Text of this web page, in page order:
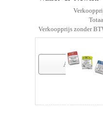
Verkoopprijs zonder
Winsor & Newton